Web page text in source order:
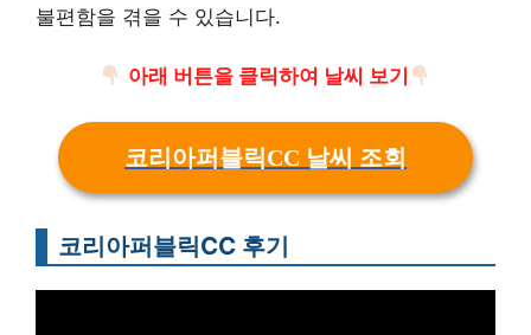
불편함을 겪을 수 있습니다.
아래 버튼을 클릭하여 날씨 보기
코리아퍼블릭CC 날씨 조회
코리아퍼블릭CC 후기